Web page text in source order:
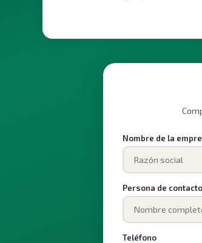
Nombre de la
Persona de contacto
Teléfono